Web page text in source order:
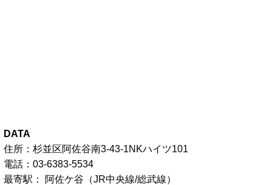
DATA
住所：杉並区阿佐谷南3-43-1NKハイツ101
電話：03-6383-5534
最寄駅： 阿佐ケ谷（JR中央線/総武線）